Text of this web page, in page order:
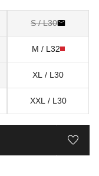
S / L30
M / L32
XL / L30
XXL / L30